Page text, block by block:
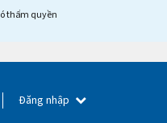
thẩm quyền
Đăng nhập